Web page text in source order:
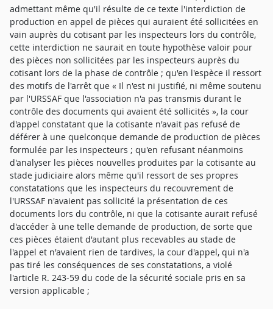
admettant même qu'il résulte de ce texte l'interdiction de
production en appel de pièces qui auraient été sollicitées en
vain auprès du cotisant par les inspecteurs lors du contrôle,
cette interdiction ne saurait en toute hypothèse valoir pour
des pièces non sollicitées par les inspecteurs auprès du
cotisant lors de la phase de contrôle ; qu'en l'espèce il ressort
des motifs de l'arrêt que « Il n'est ni justifié, ni même soutenu
par l'URSSAF que l'association n'a pas transmis durant le
contrôle des documents qui avaient été sollicités », la cour
d'appel constatant que la cotisante n'avait pas refusé de
déférer à une quelconque demande de production de pièces
formulée par les inspecteurs ; qu'en refusant néanmoins
d'analyser les pièces nouvelles produites par la cotisante au
stade judiciaire alors même qu'il ressort de ses propres
constatations que les inspecteurs du recouvrement de
l'URSSAF n'avaient pas sollicité la présentation de ces
documents lors du contrôle, ni que la cotisante aurait refusé
d'accéder à une telle demande de production, de sorte que
ces pièces étaient d'autant plus recevables au stade de
l'appel et n'avaient rien de tardives, la cour d'appel, qui n'a
pas tiré les conséquences de ses constatations, a violé
l'article R. 243-59 du code de la sécurité sociale pris en sa
version applicable ;